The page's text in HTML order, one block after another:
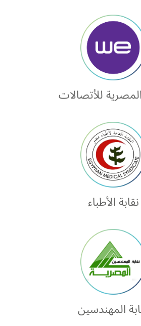
للأتصالات
نقابة الأطباء
المهندسين